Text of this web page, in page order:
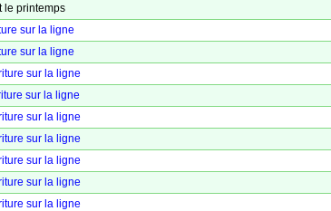
le printemps
sur la ligne
sur la ligne
sur la ligne
sur la ligne
sur la ligne
sur la ligne
sur la ligne
sur la ligne
sur la ligne